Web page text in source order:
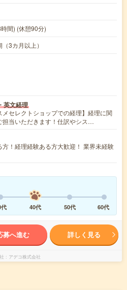
間) (休憩90分)
3カ月以上）
英文経理
メセレクトショップでの経理】経理に関
担当いただきます！仕訳やシス…
！経理経験ある方大歓迎！ 業界未経験
40代 50代 60代
募へ進む 詳しく見る
アデコ株式会社